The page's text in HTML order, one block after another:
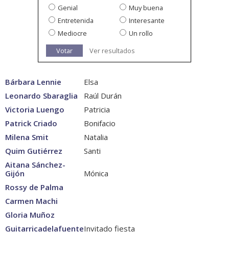
Genial
Muy buena
Entretenida
Interesante
Mediocre
Un rollo
Votar
Ver resultados
Bárbara Lennie
Elsa
Leonardo Sbaraglia
Raúl Durán
Victoria Luengo
Patricia
Patrick Criado
Bonifacio
Milena Smit
Natalia
Quim Gutiérrez
Santi
Aitana Sánchez-
Gijón
Mónica
Rossy de Palma
Carmen Machi
Gloria Muñoz
GuitarricadelafuenteInvitado fiesta